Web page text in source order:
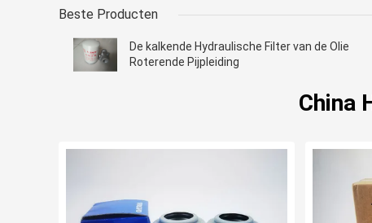
Beste Producten
De kalkende Hydraulische Filter van de Olie
Roterende Pijpleiding
China